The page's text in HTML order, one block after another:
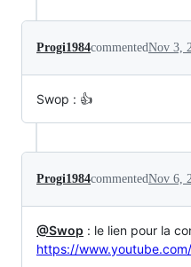
Progi1984commentedNov 3,
Swop : 👍
Progi1984commentedNov 6,
@Swop : le lien pour la
https://